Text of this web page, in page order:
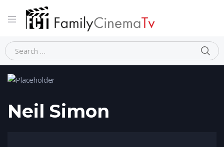
Home Person Neil Simon
Neil Simon